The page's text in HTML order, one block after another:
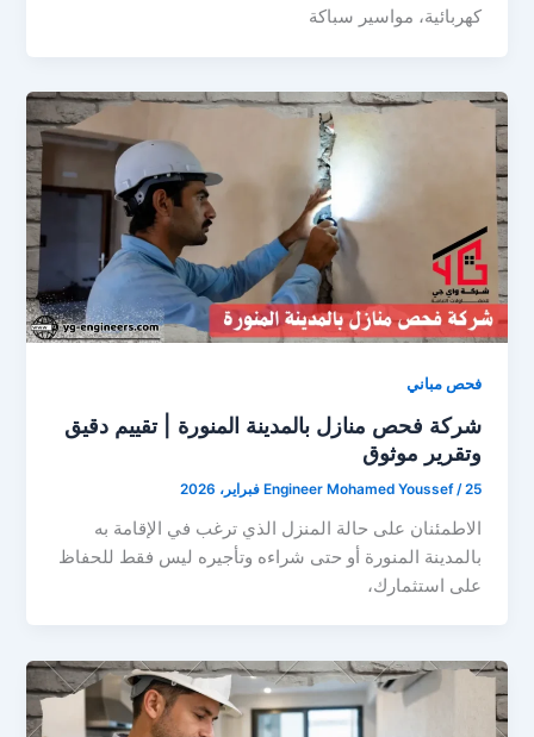
كهربائية، مواسير سباكة
فحص مباني
شركة فحص منازل بالمدينة المنورة | تقييم دقيق
وتقرير موثوق
Engineer Mohamed Youssef /25 فبراير، 2026
الاطمئنان على حالة المنزل الذي ترغب في الإقامة به
بالمدينة المنورة أو حتى شراءه وتأجيره ليس فقط للحفاظ
على استثمارك،